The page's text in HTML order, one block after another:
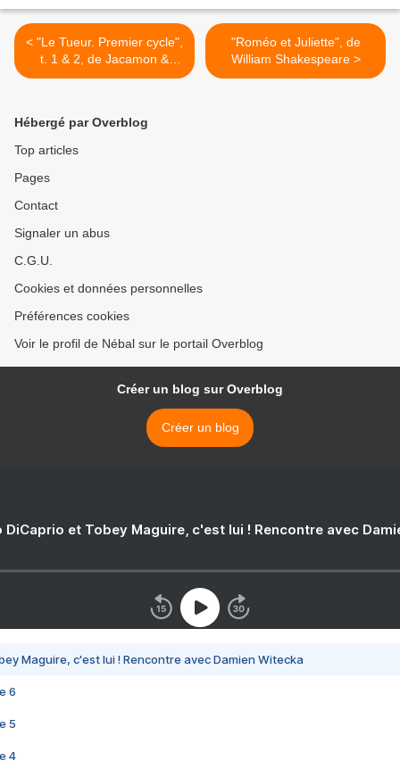
< "Le Tueur. Premier cycle",
t. 1 & 2, de Jacamon &
Matz
"Roméo et Juliette", de
William Shakespeare >
Hébergé par Overblog
Top articles
Pages
Contact
Signaler un abus
C.G.U.
Cookies et données personnelles
Préférences cookies
Voir le profil de Nébal sur le portail Overblog
Créer un blog sur Overblog
Créer un blog
DiCaprio et Tobey Maguire, c'est lui ! Rencontre avec
Maguire, c'est lui ! Rencontre avec Damien Witecka
6
5
4